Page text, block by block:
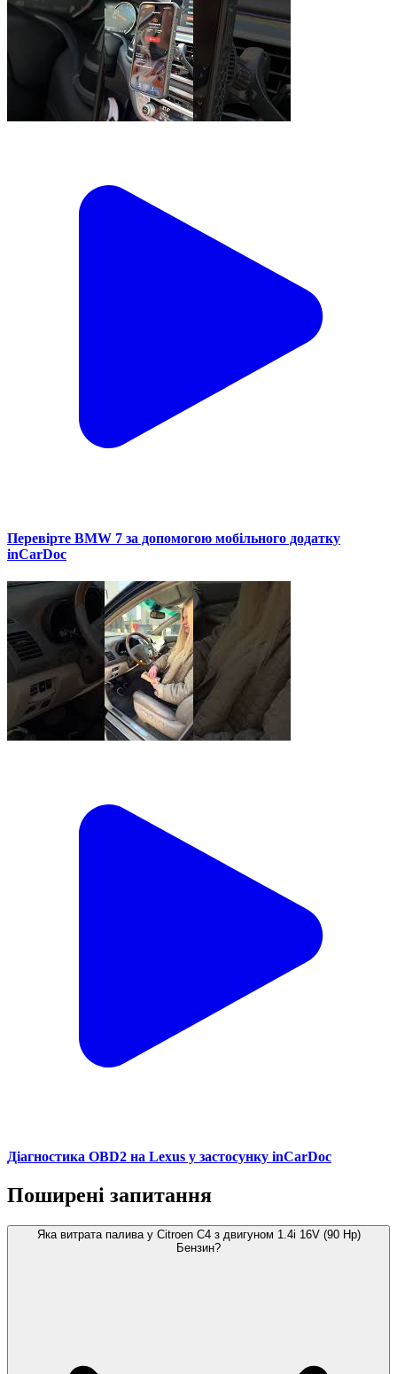
Перевірте BMW 7 за допомогою мобільного додатку
inCarDoc
Діагностика OBD2 на Lexus у застосунку inCarDoc
Поширені запитання
Яка витрата палива у Citroen C4 з двигуном 1.4i 16V (90 Hp)
Бензин?